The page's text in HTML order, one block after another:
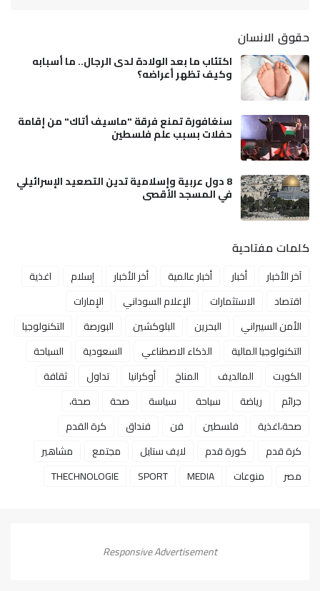
حقوق الانسان
اكتئاب ما بعد الولادة لدى الرجال.. ما أسبابه
وكيف تظهر أعراضه؟
سنغافورة تمنع فرقة "ماسيف أتاك" من إقامة
حفلات بسبب علم فلسطين
8 دول عربية وإسلامية تدين التصعيد الإسرائيلي
في المسجد الأقصى
كلمات مفتاحية
آخر الأخبار أخبار أخبار عالمية أخر الأخبار إسلام
اغذية
اقتصاد
الاستثمارات الإعلام السوداني
الإمارات
الأمن السيبراني
البحرين البلوكشين البورصة
التكنولوجيا
التكنولوجيا المالية
الذكاء الاصطناعي السعودية
السياحة
الكويت
المالديف المناخ أوكرانيا تداول
ثقافة
جرائم
رياضة سياحة سياسة صحة
صحة،
صحة،اغذية
فلسطين فن فنداق
كرة القدم
كرة قدم
كورة قدم لايف ستايل مجتمع
مشاهير
مصر
منوعات MEDIA
SPORT
THECHNOLOGIE
Responsive Advertisement